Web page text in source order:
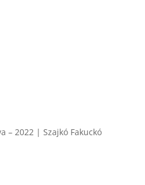
– 2022 | Szajkó Fakuckó